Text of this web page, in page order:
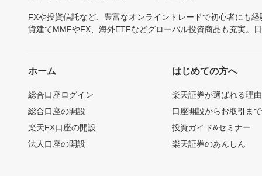
FXや投資信託など、豊富なオンライントレードで初心者にも
貨建てMMFやFX、海外ETFなどグローバル投資商品も充実。
ホーム
総合口座ログイン
総合口座の開設
楽天FX口座の開設
法人口座の開設
はじめての方へ
楽天証券が選ばれる理由
口座開設からお取引ま
投資ガイド&セミナー
楽天証券のあんしん